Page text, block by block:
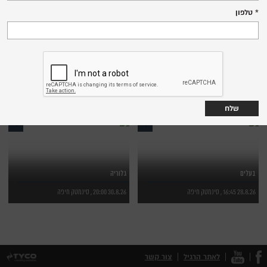
9.8.26 18:30 , סינמטק חיפה
לפרטים נוספים
לרכישת כרטיסים
13.8.26 18:00 , סינמטק חיפה
לפרטים נוספים
לרכישת כרטיסים
לפרטים נוספים
ליל בכורה
26.8.26 20:00 , סינמטק חיפה
בעלים
28.8.26 16:45 , סינמטק חיפה
גלוריה
30.8.26 20:00 , סינמטק חיפה
לאתר הרגיל צור קשר
טלפון